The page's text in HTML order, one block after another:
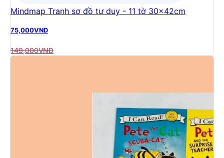
Mindmap Tranh sơ đồ tư duy - 11 tờ 30x42cm
75,000VND
149,000VND